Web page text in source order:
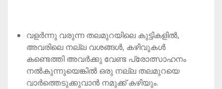
വളർന്നു വരുന്ന തലമുറയിലെ കുട്ടികളിൽ,
അവരിലെ നല്ല വശങ്ങൾ, കഴിവുകൾ
കണ്ടെത്തി അവർക്കു വേണ്ട പ്രോത്സാഹനം
നൽകുന്നുയെങ്കിൽ ഒരു നല്ല തലമുറയെ
വാർത്തെടുക്കുവാൻ നമുക്ക് കഴിയും.